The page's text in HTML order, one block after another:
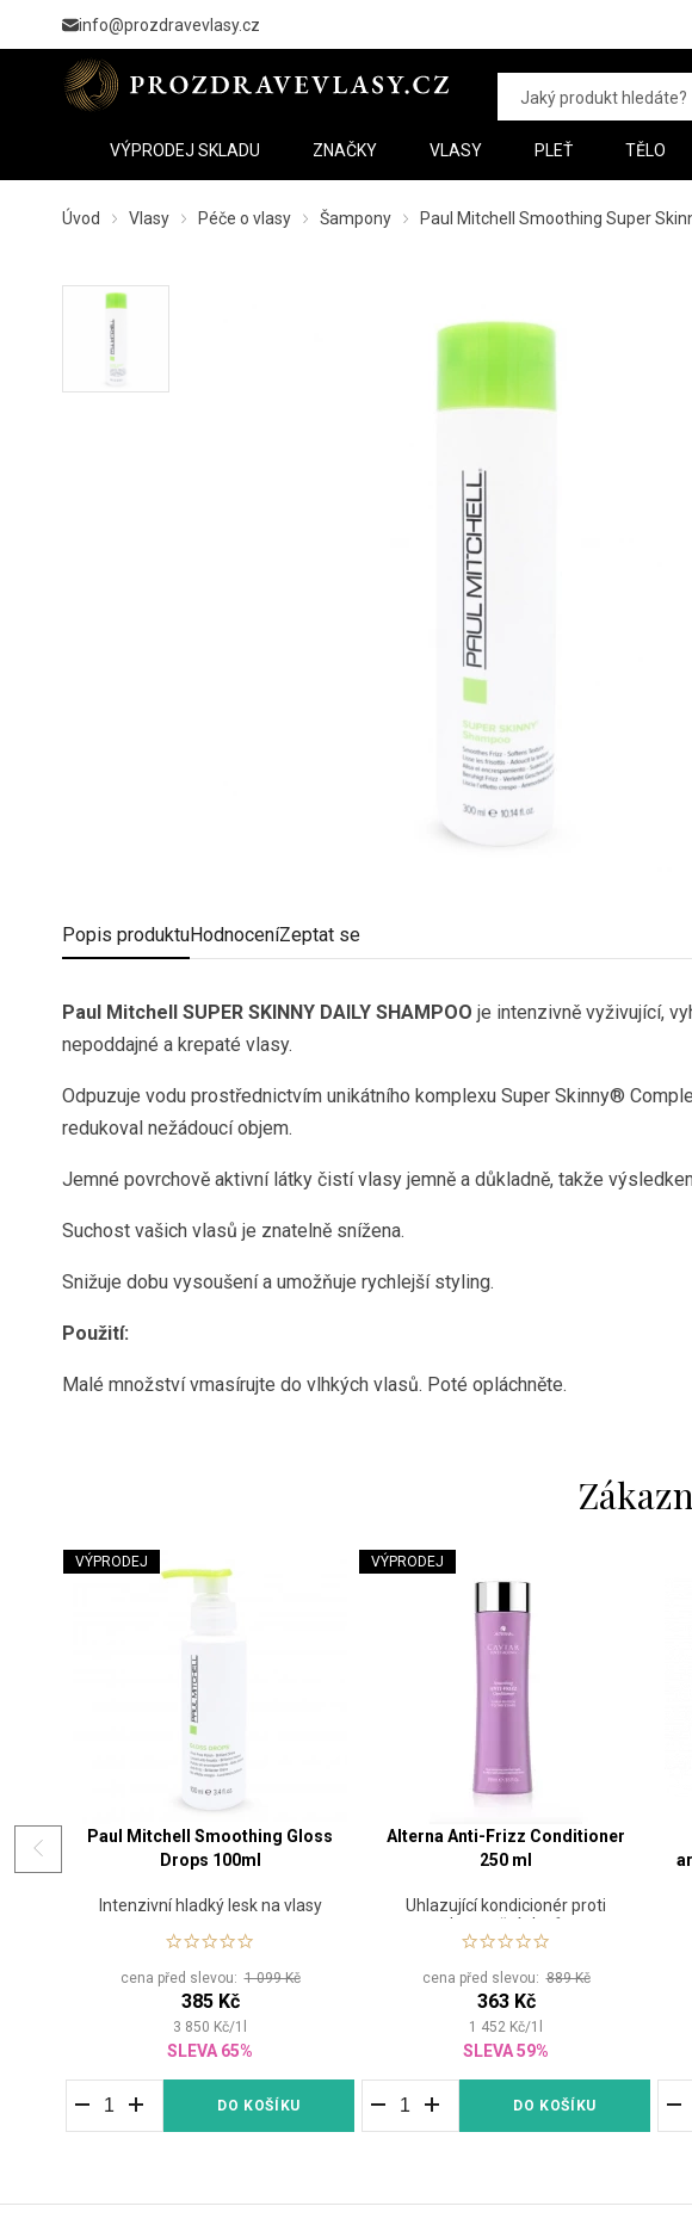
info@prozdravevlasy.cz
VÝPRODEJ SKLADU ZNAČKY VLASY PLEŤ TĚLO
Úvod Vlasy Péče o vlasy Šampony Paul Mitchell Smoothing Super
Popis produktuHodnoceníZeptat se
Paul Mitchell SUPER SKINNY DAILY SHAMPOO je intenzivně vyživující,
nepoddajné a krepaté vlasy.
Odpuzuje vodu prostřednictvím unikátního komplexu Super Skinny®
redukoval nežádoucí objem.
Jemné povrchově aktivní látky čistí vlasy jemně a důkladně, takže
Suchost vašich vlasů je znatelně snížena.
Snižuje dobu vysoušení a umožňuje rychlejší styling.
Použití:
Malé množství vmasírujte do vlhkých vlasů. Poté opláchněte.
VÝPRODEJ
Paul Mitchell Smoothing Gloss
Drops 100ml
Intenzivní hladký lesk na vlasy
cena před slevou:1 099 Kč
385 Kč
3 850 Kč/1
SLEVA 65%
DO KOŠÍKU
VÝPRODEJ
Alterna Anti-Frizz Conditioner
250 ml
Uhlazující kondicionér proti
krepatění vlasů
cena před slevou:889 Kč
363 Kč
1 452 Kč/1
SLEVA 59%
DO KOŠÍKU